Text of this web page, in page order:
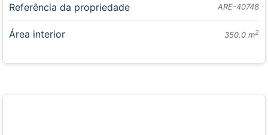
Referência da propriedade ARE-40748
Área interior 350.0 m2